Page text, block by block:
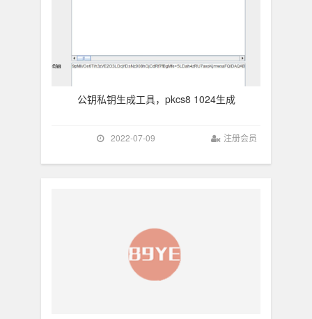
公钥私钥生成工具，pkcs8 1024生成
2022-07-09 注册会员